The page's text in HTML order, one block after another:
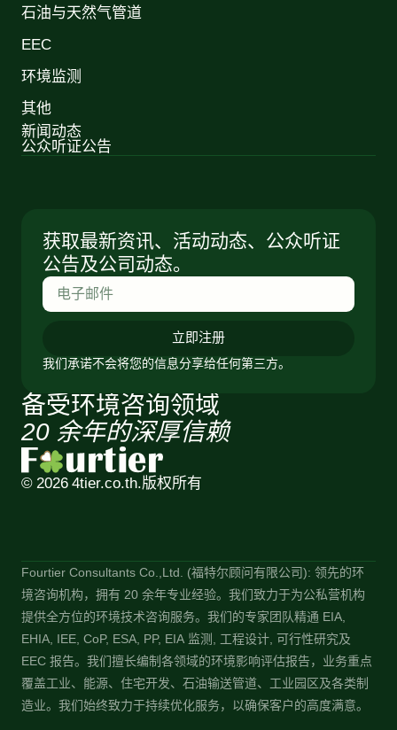
石油与天然气管道
EEC
环境监测
其他
新闻动态
公众听证公告
备受环境咨询领域
20 余年的深厚信赖
© 2026 4tier.co.th.版权所有
获取最新资讯、活动动态、公众听证
公告及公司动态。
立即注册
我们承诺不会将您的信息分享给任何第三方。
Fourtier Consultants Co.,Ltd. (福特尔顾问有限公司): 领先的环
境咨询机构，拥有 20 余年专业经验。我们致力于为公私营机构
提供全方位的环境技术咨询服务。我们的专家团队精通 EIA,
EHIA, IEE, CoP, ESA, PP, EIA 监测, 工程设计, 可行性研究及
EEC 报告。我们擅长编制各领域的环境影响评估报告，业务重点
覆盖工业、能源、住宅开发、石油输送管道、工业园区及各类制
造业。我们始终致力于持续优化服务，以确保客户的高度满意。